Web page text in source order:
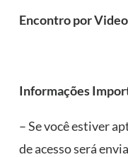
Encontro por
Informações
– Se você estiver
de acesso será